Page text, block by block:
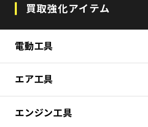
買取強化アイテム
電動工具
エア工具
エンジン工具